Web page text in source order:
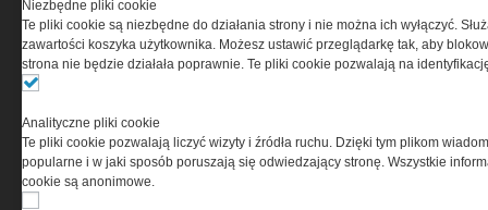
PRYWATNOŚĆ
Ta witryna wykorzystuje pliki cookies do przechowywania
informacji na Twoim komputerze. Pliki cookies stosujemy
w celu świadczenia usług na najwyższym poziomie,
w tym w sposób dostosowany do indywidualnych potrzeb.
Niezbędne pliki cookie
Te pliki cookie są niezbędne do działania strony i nie można ich wyłączyć.
zawartości koszyka użytkownika. Możesz ustawić przeglądarkę tak, aby
strona nie będzie działała poprawnie. Te pliki cookie pozwalają na
Analityczne pliki cookie
Te pliki cookie pozwalają liczyć wizyty i źródła ruchu. Dzięki tym plikom
popularne i w jaki sposób poruszają się odwiedzający stronę. Wszystkie
cookie są anonimowe.